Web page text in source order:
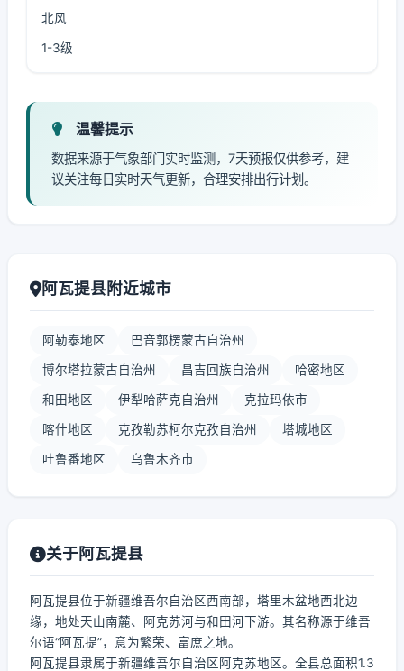
北风
1-3级
温馨提示
数据来源于气象部门实时监测，7天预报仅供参考，建
议关注每日实时天气更新，合理安排出行计划。
阿瓦提县附近城市
阿勒泰地区 巴音郭楞蒙古自治州
博尔塔拉蒙古自治州 昌吉回族自治州 哈密地区
和田地区 伊犁哈萨克自治州 克拉玛依市
喀什地区 克孜勒苏柯尔克孜自治州 塔城地区
吐鲁番地区 乌鲁木齐市
关于阿瓦提县
阿瓦提县位于新疆维吾尔自治区西南部，塔里木盆地西北边
缘，地处天山南麓、阿克苏河与和田河下游。其名称源于维吾
尔语“阿瓦提”，意为繁荣、富庶之地。
阿瓦提县隶属于新疆维吾尔自治区阿克苏地区。全县总面积1.3